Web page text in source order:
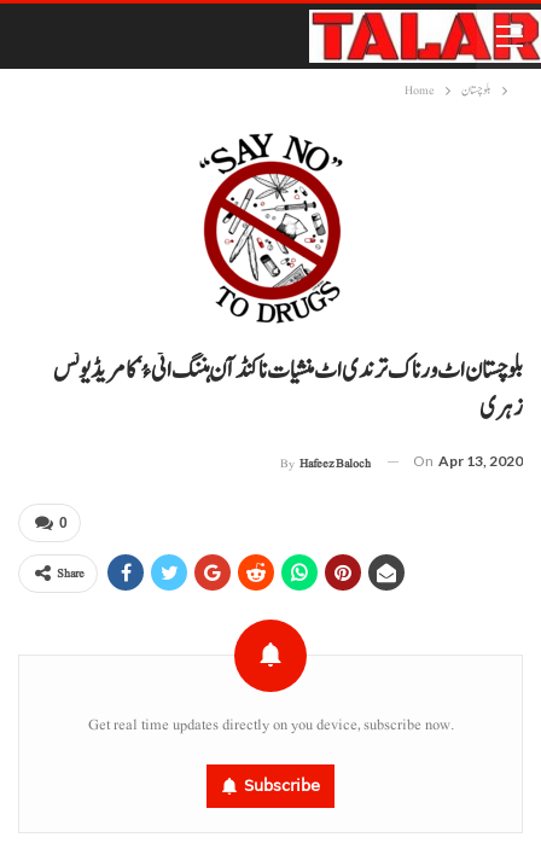
Home بلوچستان
بلوچستان اٹ ورناک ترندی اٹ منشیات ناکنڈآن ہننگ اٹیءُ‘کامریڈ یونس
زہری
By Hafeez Baloch On Apr 13, 2020
0
Share
Get real time updates directly on you device, subscribe now.
Subscribe